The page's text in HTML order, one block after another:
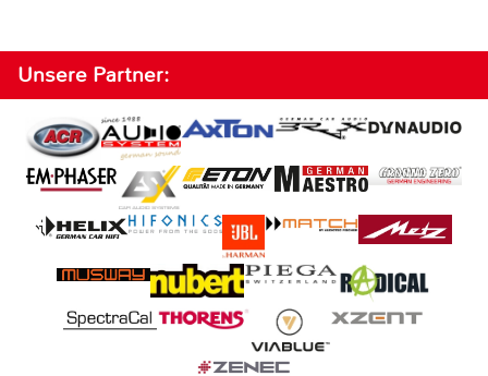
Unsere Partner: